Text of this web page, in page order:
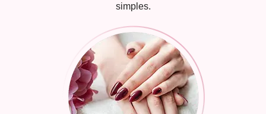
simples.